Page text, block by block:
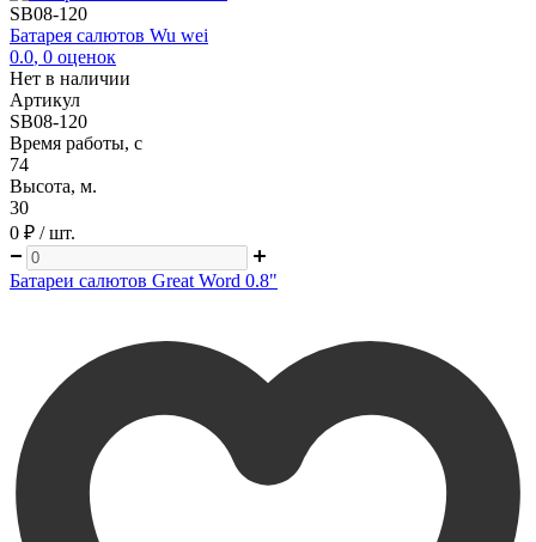
SB08-120
Батарея салютов Wu wei
0.0, 0 оценок
Нет в наличии
Артикул
SB08-120
Время работы, с
74
Высота, м.
30
0 ₽ / шт.
Батареи салютов Great Word 0.8"